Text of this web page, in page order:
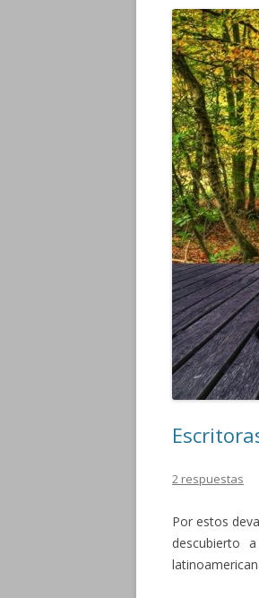
2 respuestas
Por estos
descubierto